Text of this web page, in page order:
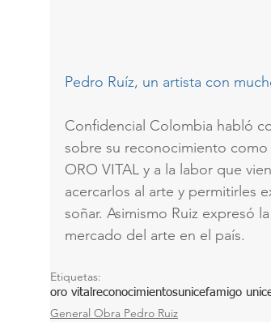
Pedro Ruíz, un artista con
Confidencial Colombia habló
sobre su reconocimiento
ORO VITAL y a la labor que
acercarlos al arte y permitirles
soñar. Asimismo Ruiz expresó
mercado del arte en el país.
Etiquetas:
oro vital reconocimientosunicefamigo
General Obra Pedro Ruiz